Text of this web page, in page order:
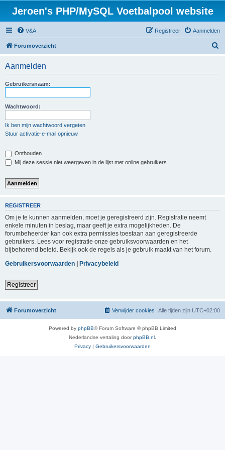
Jeroen's PHP/MySQL Voetbalpool website
V&A Aanmelden
Registreer
Forumoverzicht
Aanmelden
Gebruikersnaam:
Wachtwoord:
Ik ben mijn wachtwoord vergeten
Stuur activatie-e-mail opnieuw
Onthouden
Mij deze sessie niet weergeven in de lijst met online gebruikers
REGISTREER
Om je te kunnen aanmelden, moet je geregistreerd zijn. Registratie neemt
enkele minuten in beslag, maar geeft je extra mogelijkheden. De
forumbeheerder kan ook extra permissies toestaan aan geregistreerde
gebruikers. Lees voor registratie onze gebruiksvoorwaarden en het
bijbehorend beleid. Bekijk ook de regels als je gebruik maakt van het forum.
Gebruikersvoorwaarden | Privacybeleid
Registreer
Forumoverzicht Alle tijden zijn UTC+02:00
Verwijder cookies
Powered by phpBB® Forum Software © phpBB Limited
Nederlandse vertaling doorphpBB.nl
Privacy | Gebruikersvoorwaarden